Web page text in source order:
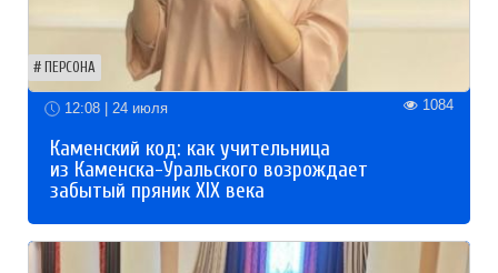
ПЕРСОНА
12:08 | 24 июля 1084
Каменский код: как учительница
из Каменска-Уральского возрождает
забытый пряник XIX века